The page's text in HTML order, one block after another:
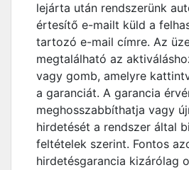
lejárta után rendszerünk
értesítő e-mailt küld a
tartozó e-mail címre. Az
megtalálható az
vagy gomb, amelyre
a garanciát. A garancia
meghosszabbíthatja vagy
hirdetését a rendszer által
feltételek szerint. Fontos
hirdetésgarancia kizárólag